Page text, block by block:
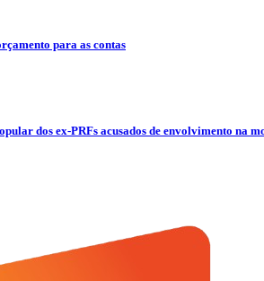
para as contas
dos ex-PRFs acusados de envolvimento na